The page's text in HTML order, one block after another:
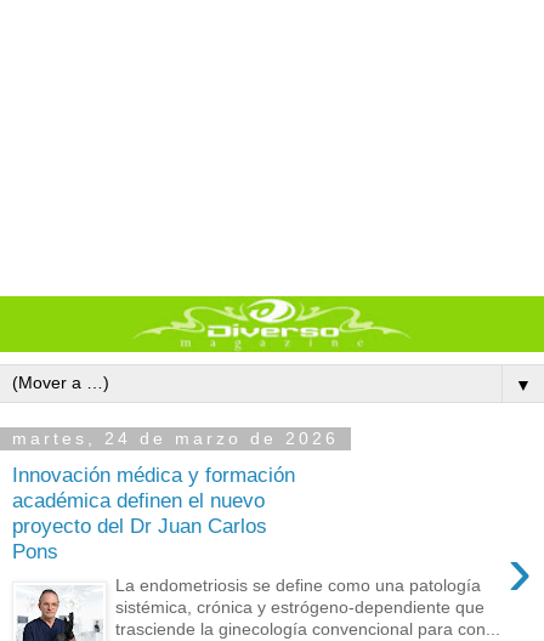
▼
martes, 24 de marzo de 2026
Innovación médica y formación
académica definen el nuevo
proyecto del Dr Juan Carlos
Pons
›
La endometriosis se define como una patología
sistémica, crónica y estrógeno-dependiente que
trasciende la ginecología convencional para con...